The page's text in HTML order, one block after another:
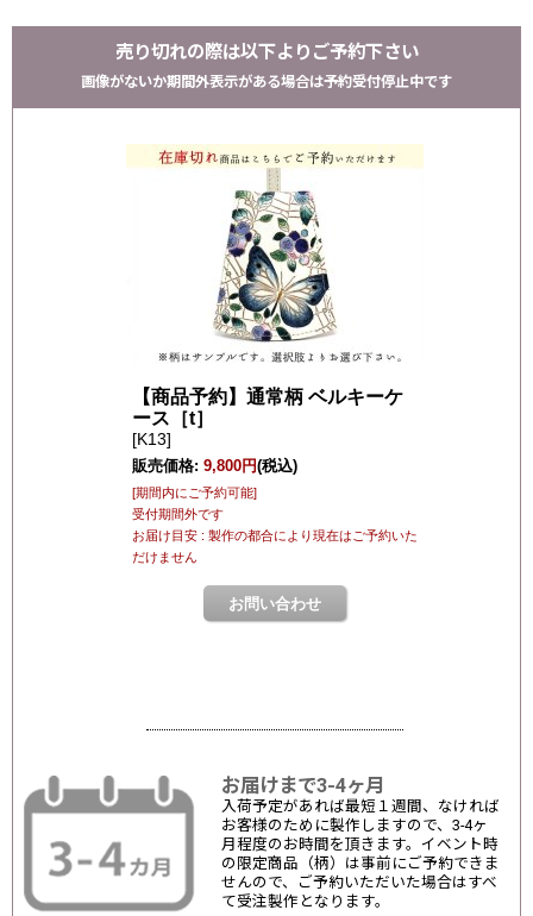
売り切れの際は以下よりご予約下さい
画像がないか期間外表示がある場合は予約受付停止中です
お届けまで3-4ヶ月
入荷予定があれば最短１週間、なければ
お客様のために製作しますので、3-4ヶ
月程度のお時間を頂きます。イベント時
の限定商品（柄）は事前にご予約できま
せんので、ご予約いただいた場合はすべ
て受注製作となります。